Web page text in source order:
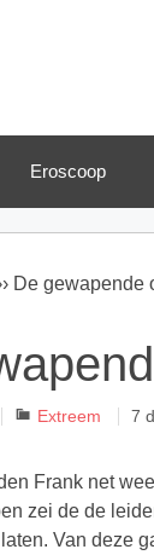
Eroscoop
De gewapende
Categorieën
Extreem 7
Frank net
zei de de
Van deze